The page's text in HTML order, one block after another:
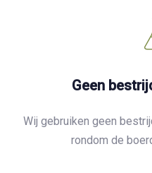
Geen
Wij gebruiken geen
rondom de